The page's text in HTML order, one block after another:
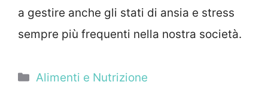
a gestire anche gli stati di ansia e stress
sempre più frequenti nella nostra società.
Categorie
Alimenti e Nutrizione